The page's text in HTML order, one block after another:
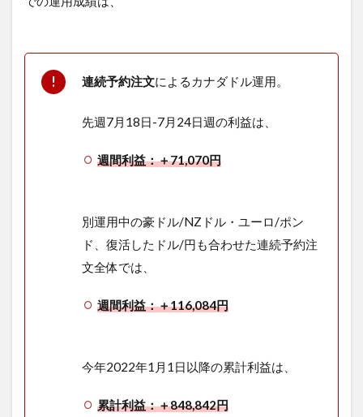
連続予約注文によるカナダドル運用。
先週7月18日-7月24日週の利益は、
週間利益：＋71,070円
別運用中の豪ドル/NZドル・ユーロ/ポン
ド、復活したドル/円も合わせた連続予約注
文全体では、
週間利益：＋116,084円
今年2022年1月1日以降の累計利益は、
累計利益：＋848,842円